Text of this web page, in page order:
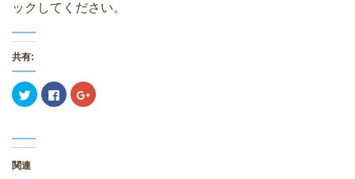
ックしてください。
共有:
ク
リ
て
T
F
a
ク
リ
関連